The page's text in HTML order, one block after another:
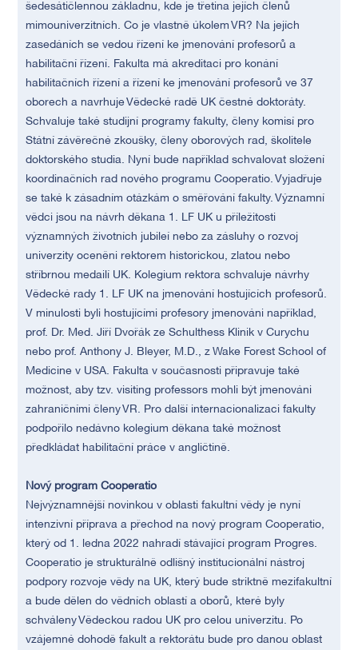
šedesátičlennou základnu, kde je třetina jejích členů
mimouniverzitních. Co je vlastně úkolem VR? Na jejích
zasedáních se vedou řízení ke jmenování profesorů a
habilitační řízení. Fakulta má akreditaci pro konání
habilitačních řízení a řízení ke jmenování profesorů ve 37
oborech a navrhuje Vědecké radě UK čestné doktoráty.
Schvaluje také studijní programy fakulty, členy komisí pro
Státní závěrečné zkoušky, členy oborových rad, školitele
doktorského studia. Nyní bude například schvalovat složení
koordinačních rad nového programu Cooperatio. Vyjadřuje
se také k zásadním otázkám o směřování fakulty. Významní
vědci jsou na návrh děkana 1. LF UK u příležitosti
významných životních jubileí nebo za zásluhy o rozvoj
univerzity oceněni rektorem historickou, zlatou nebo
stříbrnou medailí UK. Kolegium rektora schvaluje návrhy
Vědecké rady 1. LF UK na jmenování hostujících profesorů.
V minulosti byli hostujícími profesory jmenováni například,
prof. Dr. Med. Jiří Dvořák ze Schulthess Klinik v Curychu
nebo prof. Anthony J. Bleyer, M.D., z Wake Forest School of
Medicine v USA. Fakulta v současnosti připravuje také
možnost, aby tzv. visiting professors mohli být jmenováni
zahraničními členy VR. Pro další internacionalizaci fakulty
podpořilo nedávno kolegium děkana také možnost
předkládat habilitační práce v angličtině.
Nový program Cooperatio
Nejvýznamnější novinkou v oblasti fakultní vědy je nyní
intenzivní příprava a přechod na nový program Cooperatio,
který od 1. ledna 2022 nahradí stávající program Progres.
Cooperatio je strukturálně odlišný institucionální nástroj
podpory rozvoje vědy na UK, který bude striktně mezifakultní
a bude dělen do vědních oblastí a oborů, které byly
schváleny Vědeckou radou UK pro celou univerzitu. Po
vzájemné dohodě fakult a rektorátu bude pro danou oblast